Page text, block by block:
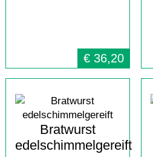
€ 36,20
Bratwurst
edelschimmelgereift